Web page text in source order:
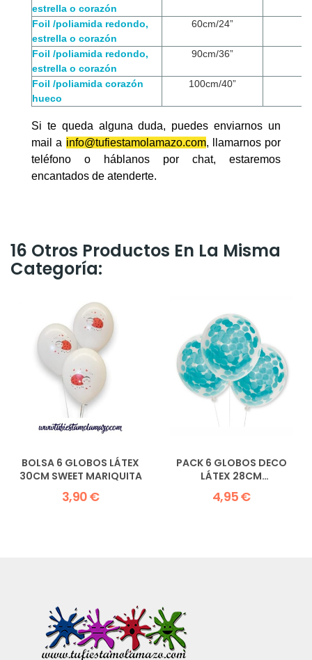
estrella o corazón
Foil /poliamida redondo,
estrella o corazón
60cm/24”
Foil /poliamida redondo,
estrella o corazón
90cm/36”
Foil /poliamida corazón
hueco
100cm/40”
Si te queda alguna duda, puedes enviarnos un
mail a info@tufiestamolamazo.com, llamarnos por
teléfono o háblanos por chat, estaremos
encantados de atenderte.
16 Otros Productos En La Misma
Categoría:
BOLSA 6 GLOBOS LÁTEX
30CM SWEET MARIQUITA
3,90 €
PACK 6 GLOBOS DECO
LÁTEX 28CM
TRANSPARENTES CON...
4,95 €